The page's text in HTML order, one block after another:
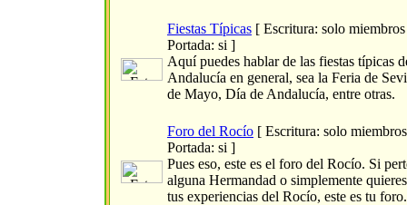
Fiestas Típicas [ Escritura: solo miembros
Portada: si ]
Aquí puedes hablar de las fiestas típicas
Andalucía en general, sea la Feria de
de Mayo, Día de Andalucía, entre otras.
Foro del Rocío [ Escritura: solo
Portada: si ]
Pues eso, este es el foro del Rocío. Si
alguna Hermandad o simplemente
tus experiencias del Rocío, este es tu foro.